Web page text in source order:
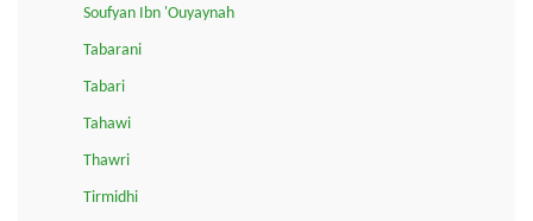
Soufyan Ibn 'Ouyaynah
Tabarani
Tabari
Tahawi
Thawri
Tirmidhi